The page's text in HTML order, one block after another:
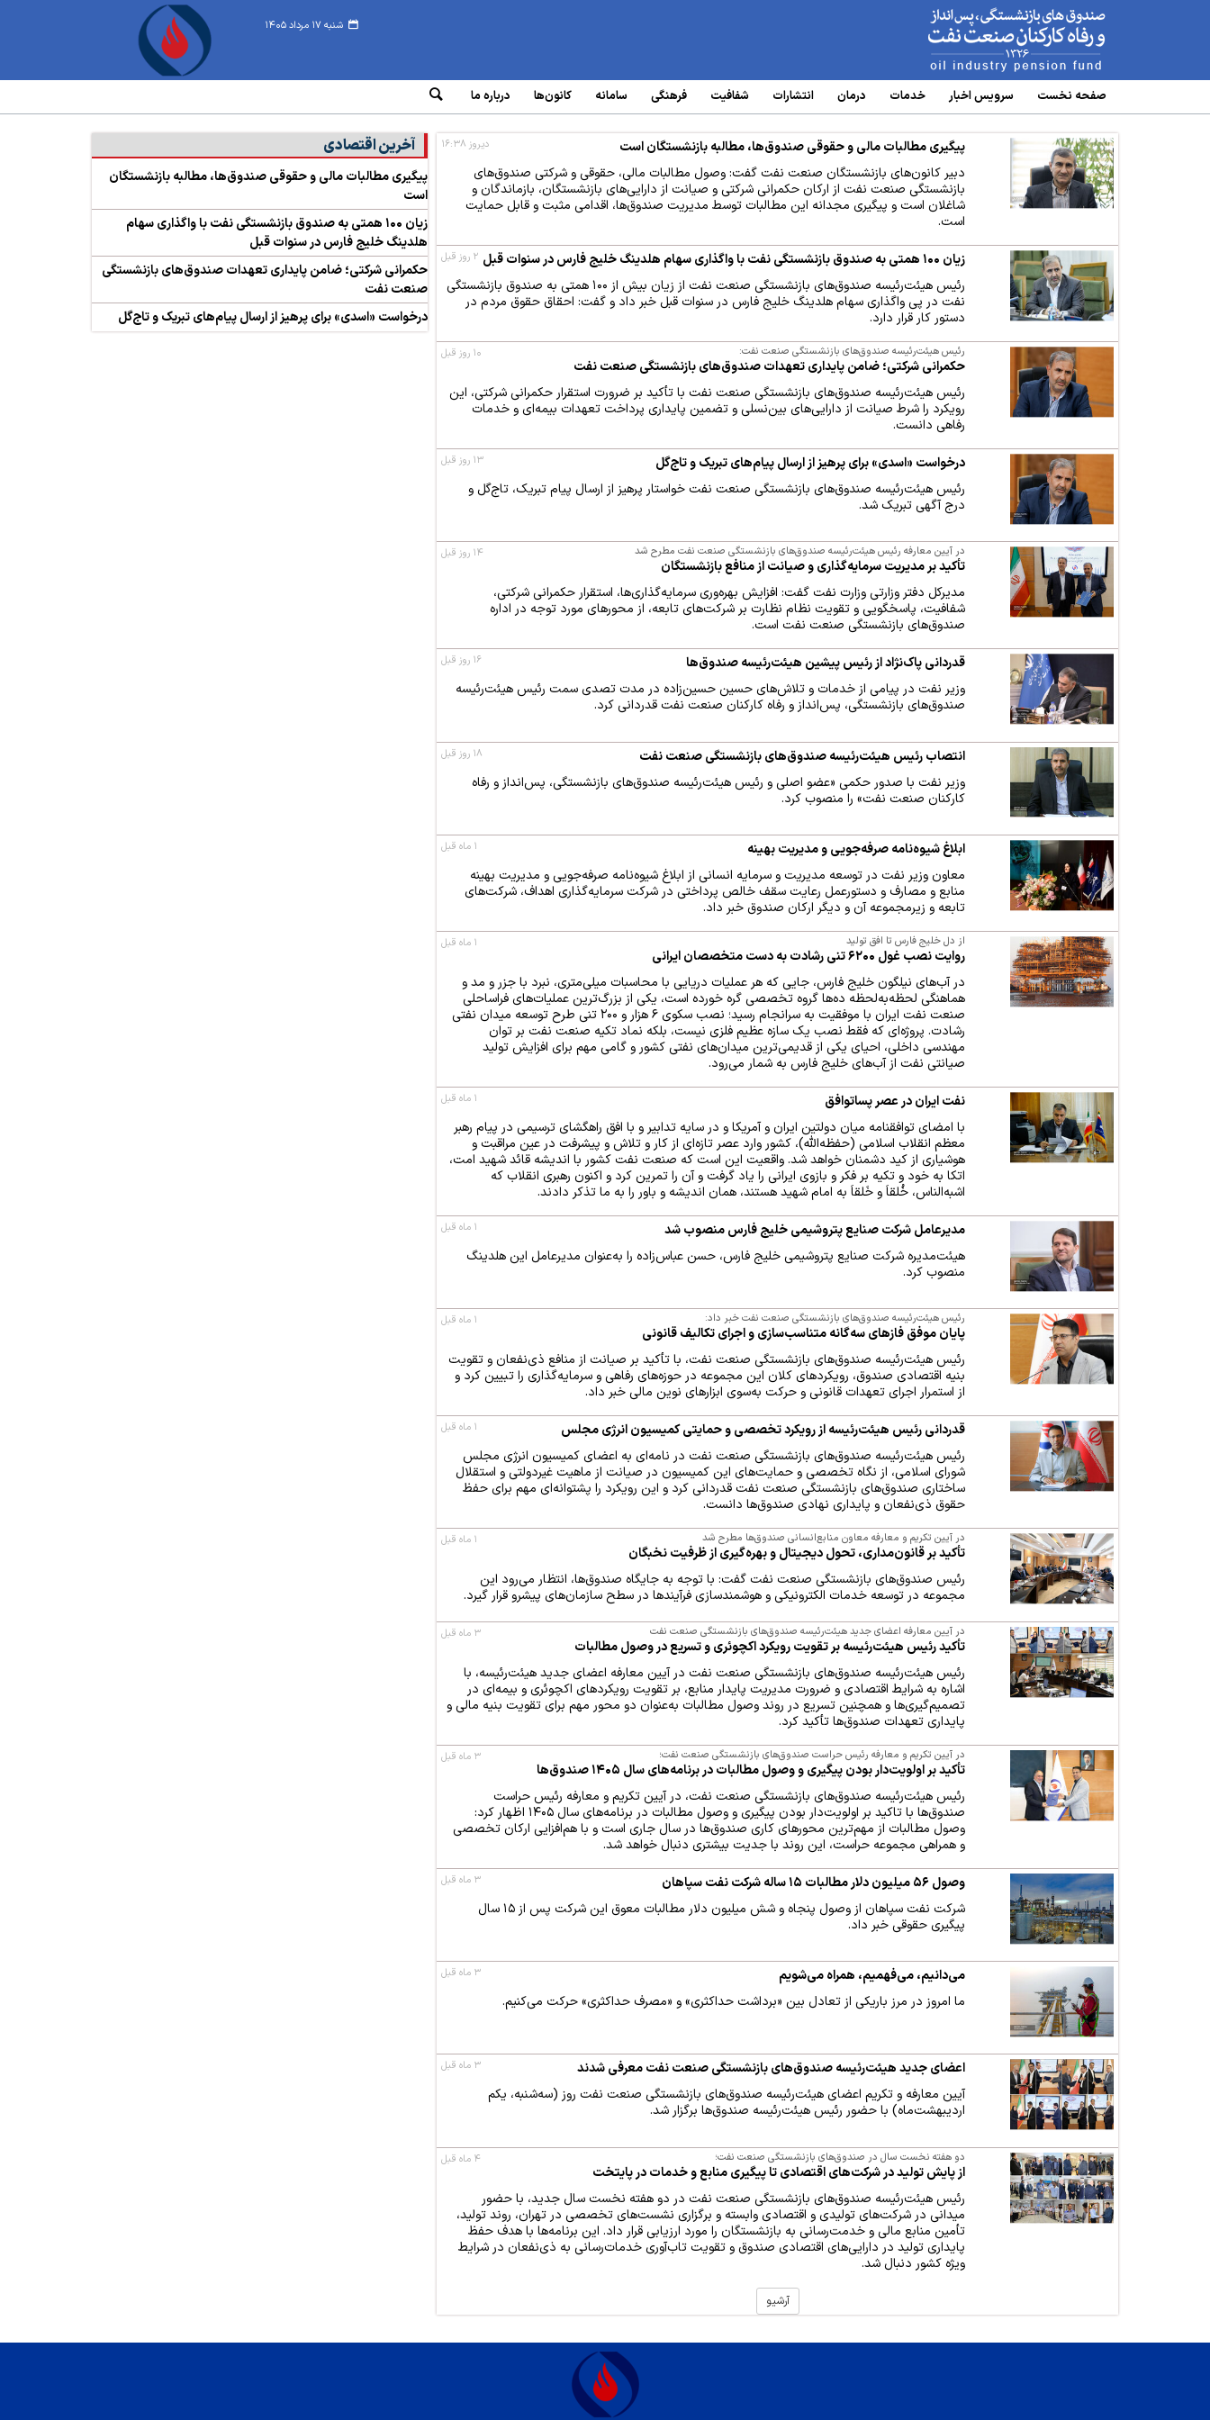
شنبه ۱۷ مرداد ۱۴۰۵ www.oipf.ir
صفحه نخست سرویس‌ اخبار خدمات درمان انتشارات شفافیت فرهنگی سامانه‌ کانون‌ها درباره ما
پیگیری مطالبات مالی و حقوقی صندوق‌ها، مطالبه بازنشستگان است
دبیر کانون‌های بازنشستگان صنعت نفت گفت: وصول مطالبات مالی، حقوقی و شرکتی صندوق‌های
بازنشستگی صنعت نفت از ارکان حکمرانی شرکتی و صیانت از دارایی‌های بازنشستگان، بازماندگان و
شاغلان است و پیگیری مجدانه این مطالبات توسط مدیریت صندوق‌ها، اقدامی مثبت و قابل حمایت
است.
دیروز ۱۶:۳۸
زیان ۱۰۰ همتی به صندوق بازنشستگی نفت با واگذاری سهام هلدینگ خلیج فارس در سنوات قبل
رئیس هیئت‌رئیسه صندوق‌های بازنشستگی صنعت نفت از زیان بیش از ۱۰۰ همتی به صندوق بازنشستگی
نفت در پی واگذاری سهام هلدینگ خلیج فارس در سنوات قبل خبر داد و گفت: احقاق حقوق مردم در
دستور کار قرار دارد.
۲ روز قبل
رئیس هیئت‌رئیسه صندوق‌های بازنشستگی صنعت نفت:
حکمرانی شرکتی؛ ضامن پایداری تعهدات صندوق‌های بازنشستگی صنعت نفت
رئیس هیئت‌رئیسه صندوق‌های بازنشستگی صنعت نفت با تأکید بر ضرورت استقرار حکمرانی شرکتی، این
رویکرد را شرط صیانت از دارایی‌های بین‌نسلی و تضمین پایداری پرداخت تعهدات بیمه‌ای و خدمات
رفاهی دانست.
۱۰ روز قبل
درخواست «اسدی» برای پرهیز از ارسال پیام‌های تبریک و تاج‌گل
رئیس هیئت‌رئیسه صندوق‌های بازنشستگی صنعت نفت خواستار پرهیز از ارسال پیام تبریک، تاج‌گل و
درج آگهی تبریک شد.
۱۳ روز قبل
در آیین معارفه رئیس هیئت‌رئیسه صندوق‌های بازنشستگی صنعت نفت مطرح شد
تأکید بر مدیریت سرمایه‌گذاری و صیانت از منافع بازنشستگان
مدیرکل دفتر وزارتی وزارت نفت گفت: افزایش بهره‌وری سرمایه‌گذاری‌ها، استقرار حکمرانی شرکتی،
شفافیت، پاسخگویی و تقویت نظام نظارت بر شرکت‌های تابعه، از محورهای مورد توجه در اداره
صندوق‌های بازنشستگی صنعت نفت است.
۱۴ روز قبل
قدردانی پاک‌نژاد از رئیس پیشین هیئت‌رئیسه صندوق‌ها
وزیر نفت در پیامی از خدمات و تلاش‌های حسین حسین‌زاده در مدت تصدی سمت رئیس هیئت‌رئیسه
صندوق‌های بازنشستگی، پس‌انداز و رفاه کارکنان صنعت نفت قدردانی کرد.
۱۶ روز قبل
انتصاب رئیس هیئت‌رئیسه صندوق‌های بازنشستگی صنعت نفت
وزیر نفت با صدور حکمی «عضو اصلی و رئیس هیئت‌رئیسه صندوق‌های بازنشستگی، پس‌انداز و رفاه
کارکنان صنعت نفت» را منصوب کرد.
۱۸ روز قبل
ابلاغ شیوه‌نامه صرفه‌جویی و مدیریت بهینه
معاون وزیر نفت در توسعه مدیریت و سرمایه انسانی از ابلاغ شیوه‌نامه صرفه‌جویی و مدیریت بهینه
منابع و مصارف و دستورعمل رعایت سقف خالص پرداختی در شرکت سرمایه‌گذاری اهداف، شرکت‌های
تابعه و زیرمجموعه آن و دیگر ارکان صندوق خبر داد.
۱ ماه قبل
از دل خلیج فارس تا افق تولید
روایت نصب غول ۶۲۰۰ تنی رشادت به دست متخصصان ایرانی
در آب‌های نیلگون خلیج فارس، جایی که هر عملیات دریایی با محاسبات میلی‌متری، نبرد با جزر و مد و
هماهنگی لحظه‌به‌لحظه ده‌ها گروه تخصصی گره خورده است، یکی از بزرگ‌ترین عملیات‌های فراساحلی
صنعت نفت ایران با موفقیت به سرانجام رسید؛ نصب سکوی ۶ هزار و ۲۰۰ تنی طرح توسعه میدان نفتی
رشادت. پروژه‌ای که فقط نصب یک سازه عظیم فلزی نیست، بلکه نماد تکیه صنعت نفت بر توان
مهندسی داخلی، احیای یکی از قدیمی‌ترین میدان‌های نفتی کشور و گامی مهم برای افزایش تولید
صیانتی نفت از آب‌های خلیج فارس به شمار می‌رود.
۱ ماه قبل
نفت ایران در عصر پساتوافق
با امضای توافقنامه میان دولتین ایران و آمریکا و در سایه تدابیر و با افق راهگشای ترسیمی در پیام رهبر
معظم انقلاب اسلامی (حفظه‌الله)، کشور وارد عصر تازه‌ای از کار و تلاش و پیشرفت در عین مراقبت و
هوشیاری از کید دشمنان خواهد شد. واقعیت این است که صنعت نفت کشور با اندیشه قائد شهید امت،
اتکا به خود و تکیه بر فکر و بازوی ایرانی را یاد گرفت و آن را تمرین کرد و اکنون رهبری انقلاب که
اشبه‌الناس، خُلقاَ و خَلقاَ به امام شهید هستند، همان اندیشه و باور را به ما تذکر دادند.
۱ ماه قبل
مدیرعامل شرکت صنایع پتروشیمی خلیج فارس منصوب شد
هیئت‌مدیره شرکت صنایع پتروشیمی خلیج فارس، حسن عباس‌زاده را به‌عنوان مدیرعامل این هلدینگ
منصوب کرد.
۱ ماه قبل
رئیس هیئت‌رئیسه صندوق‌های بازنشستگی صنعت نفت خبر داد:
پایان موفق فازهای سه‌گانه متناسب‌سازی و اجرای تکالیف قانونی
رئیس هیئت‌رئیسه صندوق‌های بازنشستگی صنعت نفت، با تأکید بر صیانت از منافع ذی‌نفعان و تقویت
بنیه اقتصادی صندوق، رویکردهای کلان این مجموعه در حوزه‌های رفاهی و سرمایه‌گذاری را تبیین کرد و
از استمرار اجرای تعهدات قانونی و حرکت به‌سوی ابزارهای نوین مالی خبر داد.
۱ ماه قبل
قدردانی رئیس هیئت‌رئیسه از رویکرد تخصصی و حمایتی کمیسیون انرژی مجلس
رئیس هیئت‌رئیسه صندوق‌های بازنشستگی صنعت نفت در نامه‌ای به اعضای کمیسیون انرژی مجلس
شورای اسلامی، از نگاه تخصصی و حمایت‌های این کمیسیون در صیانت از ماهیت غیردولتی و استقلال
ساختاری صندوق‌های بازنشستگی صنعت نفت قدردانی کرد و این رویکرد را پشتوانه‌ای مهم برای حفظ
حقوق ذی‌نفعان و پایداری نهادی صندوق‌ها دانست.
۱ ماه قبل
در آیین تکریم و معارفه معاون منابع‌انسانی صندوق‌ها مطرح شد
تأکید بر قانون‌مداری، تحول دیجیتال و بهره‌گیری از ظرفیت نخبگان
رئیس صندوق‌های بازنشستگی صنعت نفت گفت: با توجه به جایگاه صندوق‌ها، انتظار می‌رود این
مجموعه در توسعه خدمات الکترونیکی و هوشمندسازی فرآیندها در سطح سازمان‌های پیشرو قرار گیرد.
۱ ماه قبل
در آیین معارفه اعضای جدید هیئت‌رئیسه صندوق‌های بازنشستگی صنعت نفت
تأکید رئیس هیئت‌رئیسه بر تقویت رویکرد اکچوئری و تسریع در وصول مطالبات
رئیس هیئت‌رئیسه صندوق‌های بازنشستگی صنعت نفت در آیین معارفه اعضای جدید هیئت‌رئیسه، با
اشاره به شرایط اقتصادی و ضرورت مدیریت پایدار منابع، بر تقویت رویکردهای اکچوئری و بیمه‌ای در
تصمیم‌گیری‌ها و همچنین تسریع در روند وصول مطالبات به‌عنوان دو محور مهم برای تقویت بنیه مالی و
پایداری تعهدات صندوق‌ها تأکید کرد.
۳ ماه قبل
در آیین تکریم و معارفه رئیس حراست صندوق‌های بازنشستگی صنعت نفت؛
تأکید بر اولویت‌دار بودن پیگیری و وصول مطالبات در برنامه‌های سال ۱۴۰۵ صندوق‌ها
رئیس هیئت‌رئیسه صندوق‌های بازنشستگی صنعت نفت، در آیین تکریم و معارفه رئیس حراست
صندوق‌ها با تاکید بر اولویت‌دار بودن پیگیری و وصول مطالبات در برنامه‌های سال ۱۴۰۵ اظهار کرد:
وصول مطالبات از مهم‌ترین محورهای کاری صندوق‌ها در سال جاری است و با هم‌افزایی ارکان تخصصی
و همراهی مجموعه حراست، این روند با جدیت بیشتری دنبال خواهد شد.
۳ ماه قبل
وصول ۵۶ میلیون دلار مطالبات ۱۵ ساله شرکت نفت سپاهان
شرکت نفت سپاهان از وصول پنجاه و شش میلیون دلار مطالبات معوق این شرکت پس از ۱۵ سال
پیگیری حقوقی خبر داد.
۳ ماه قبل
می‌دانیم، می‌فهمیم، همراه می‌شویم
ما امروز در مرز باریکی از تعادل بین «برداشت حداکثری» و «مصرف حداکثری» حرکت می‌کنیم.
۳ ماه قبل
اعضای جدید هیئت‌رئیسه صندوق‌های بازنشستگی صنعت نفت معرفی شدند
آیین معارفه و تکریم اعضای هیئت‌رئیسه صندوق‌های بازنشستگی صنعت نفت روز (سه‌شنبه، یکم
اردیبهشت‌ماه) با حضور رئیس هیئت‌رئیسه صندوق‌ها برگزار شد.
۳ ماه قبل
دو هفته نخست سال در صندوق‌های بازنشستگی صنعت نفت؛
از پایش تولید در شرکت‌های اقتصادی تا پیگیری منابع و خدمات در پایتخت
رئیس هیئت‌رئیسه صندوق‌های بازنشستگی صنعت نفت در دو هفته نخست سال جدید، با حضور
میدانی در شرکت‌های تولیدی و اقتصادی وابسته و برگزاری نشست‌های تخصصی در تهران، روند تولید،
تأمین منابع مالی و خدمت‌رسانی به بازنشستگان را مورد ارزیابی قرار داد. این برنامه‌ها با هدف حفظ
پایداری تولید در دارایی‌های اقتصادی صندوق و تقویت تاب‌آوری خدمات‌رسانی به ذی‌نفعان در شرایط
ویژه کشور دنبال شد.
۴ ماه قبل
آرشیو
آخرین اقتصادی
پیگیری مطالبات مالی و حقوقی صندوق‌ها، مطالبه بازنشستگان
است
زیان ۱۰۰ همتی به صندوق بازنشستگی نفت با واگذاری سهام
هلدینگ خلیج فارس در سنوات قبل
حکمرانی شرکتی؛ ضامن پایداری تعهدات صندوق‌های بازنشستگی
صنعت نفت
درخواست «اسدی» برای پرهیز از ارسال پیام‌های تبریک و تاج‌گل